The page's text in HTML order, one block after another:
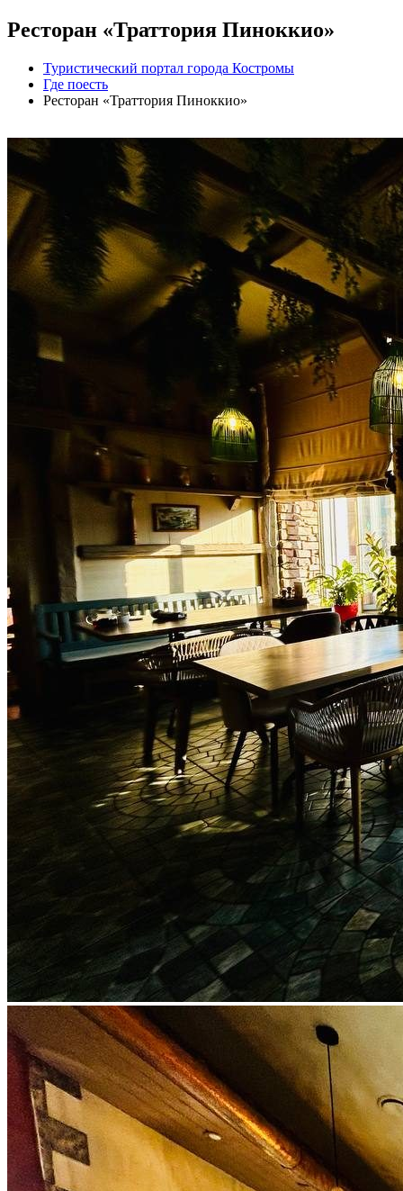
Ресторан «Траттория Пиноккио»
Туристический портал города Костромы
Где поесть
Ресторан «Траттория Пиноккио»